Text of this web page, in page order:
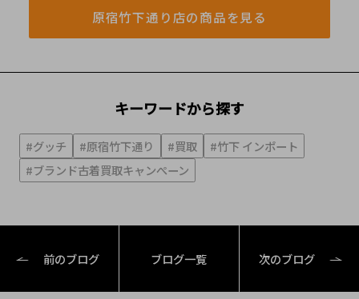
原宿竹下通り店の商品を見る
キーワードから探す
#グッチ #原宿竹下通り #買取
#竹下 インポート
#ブランド古着買取キャンぺーン
前のブログ ブログ一覧 次のブログ